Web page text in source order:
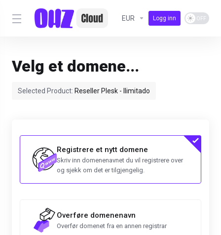
EUR Logg inn
Velg et domene...
Selected Product: Reseller Plesk - Ilimitado
Registrere et nytt domene
Skriv inn domenenavnet du vil registrere over
og sjekk om det er tilgjengelig.
Overføre domenenavn
Overfør domenet fra en annen registrar